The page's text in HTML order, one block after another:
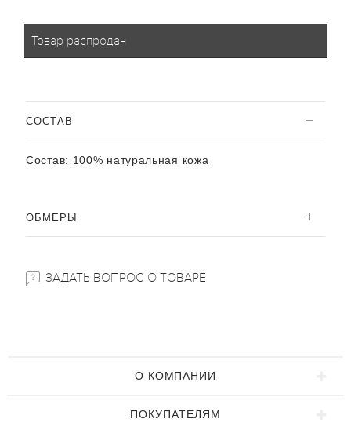
Товар распродан
CОСТАВ
Состав: 100% натуральная кожа
ОБМЕРЫ
ЗАДАТЬ ВОПРОС О ТОВАРЕ
О КОМПАНИИ
ПОКУПАТЕЛЯМ